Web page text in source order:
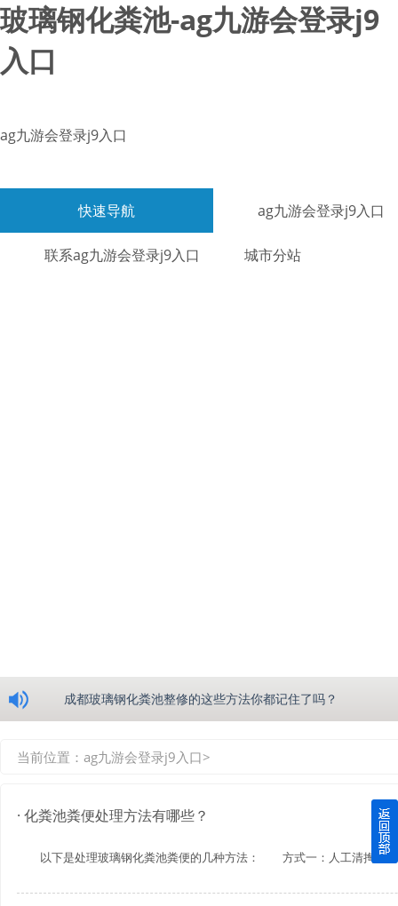
玻璃钢化粪池-ag九游会登录j9
入口
ag九游会登录j9入口
快速导航 ag九游会登录j9入口
联系ag九游会登录j9入口 城市分站
成都玻璃钢化粪池整修的这些方法你都记住了吗？
四川玻璃钢化粪池逐渐取代传统玻璃钢化粪池的这几点原因
当前位置： ag九游会登录j9入口>
· 化粪池粪便处理方法有哪些？
以下是处理玻璃钢化粪池粪便的几种方法： 方式一：人工清掏